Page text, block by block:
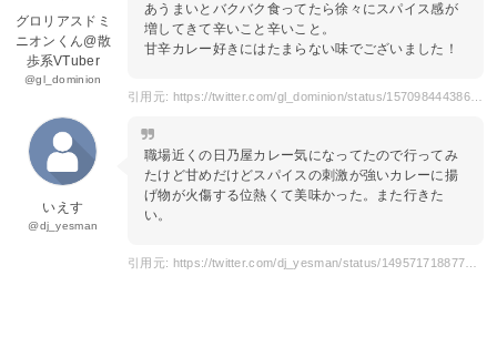
グロリアスドミ
ニオンくん@散
歩系VTuber
@gl_dominion
あうまいとバクバク食ってたら徐々にスパイス感が
増してきて辛いこと辛いこと。
甘辛カレー好きにはたまらない味でございました！
引用元: https://twitter.com/gl_dominion/status/1570984443866939392
いえす
@dj_yesman
職場近くの日乃屋カレー気になってたので行ってみ
たけど甘めだけどスパイスの刺激が強いカレーに揚
げ物が火傷する位熱くて美味かった。また行きた
い。